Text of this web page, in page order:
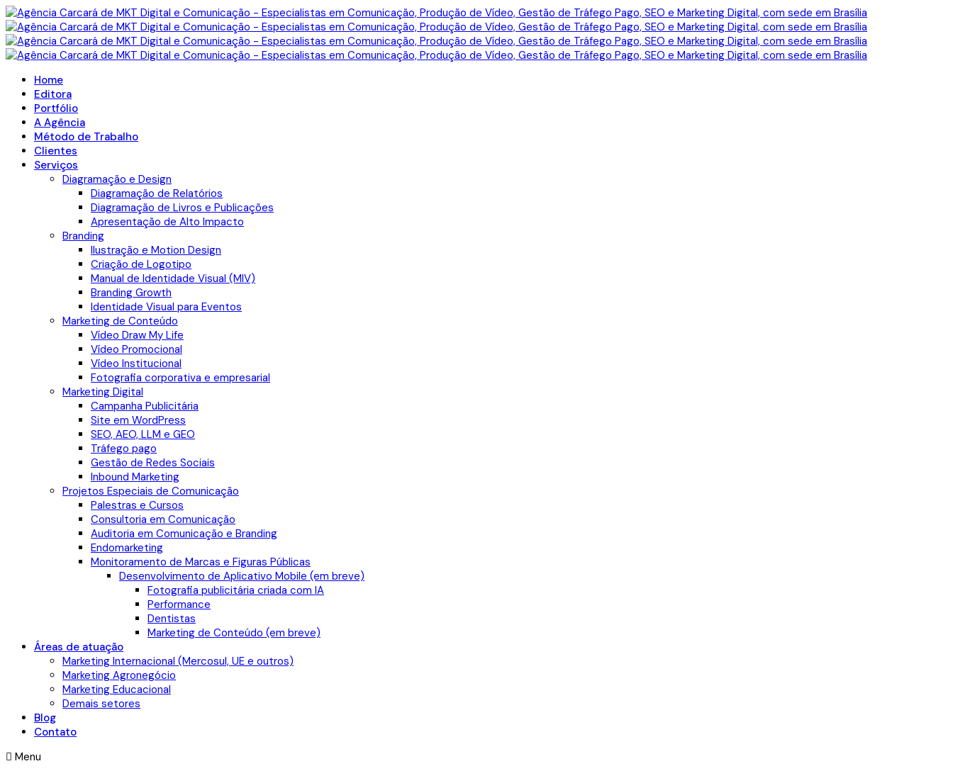
Home
Editora
Portfólio
A Agência
Método de Trabalho
Clientes
Serviços
Diagramação e Design
Diagramação de Relatórios
Diagramação de Livros e Publicações
Apresentação de Alto Impacto
Branding
Ilustração e Motion Design
Criação de Logotipo
Manual de Identidade Visual (MIV)
Branding Growth
Identidade Visual para Eventos
Marketing de Conteúdo
Vídeo Draw My Life
Vídeo Promocional
Vídeo Institucional
Fotografia corporativa e empresarial
Marketing Digital
Campanha Publicitária
Site em WordPress
SEO, AEO, LLM e GEO
Tráfego pago
Gestão de Redes Sociais
Inbound Marketing
Projetos Especiais de Comunicação
Palestras e Cursos
Consultoria em Comunicação
Auditoria em Comunicação e Branding
Endomarketing
Monitoramento de Marcas e Figuras Públicas
Desenvolvimento de Aplicativo Mobile (em breve)
Fotografia publicitária criada com IA
Performance
Dentistas
Marketing de Conteúdo (em breve)
Áreas de atuação
Marketing Internacional (Mercosul, UE e outros)
Marketing Agronegócio
Marketing Educacional
Demais setores
Blog
Contato
Menu